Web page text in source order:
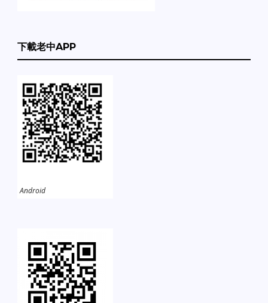
下載老中APP
Android